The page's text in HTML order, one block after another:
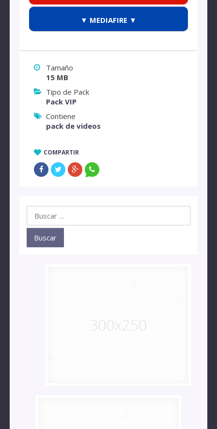
▼ MEDIAFIRE ▼
Tamaño
15 MB
Tipo de Pack
Pack VIP
Contiene
pack de videos
COMPARTIR